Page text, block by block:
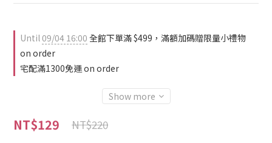
Until09/04 16:00 全館下單滿 $499，滿額加碼贈限量小禮物
on order
宅配滿1300免運 on order
Show more
NT$129 NT$220